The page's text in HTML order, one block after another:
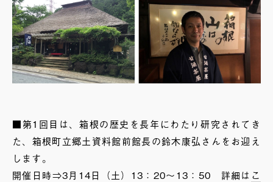
■第1回目は、箱根の歴史を長年にわたり研究されてき
た、箱根町立郷土資料館前館長の鈴木康弘さんをお迎え
します。
開催日時⇒3月14日（土）13：20～13：50 詳細は こ